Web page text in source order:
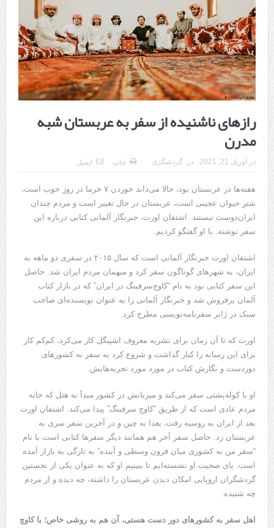
هزینه ایمپلنت دندان در ترکیه 1405 | قیمت، مزایا، معایب و مقایسه با
ایران
محصولات تراست؛ بهترین گزینه برای مراقبت از پوست
کلاس تیزهوشان برای چه دانش‌آموزانی ضروری‌تر است؟
7 سوئیت محبوب مشهد نزدیک حرم با غذا و نظر مسافران
درمان ترک های پوستی با لیزر در مشهد | لیزر فوتونا برای بهبود قطعی
طراحی در خدمت نظم؛ از قفسه ‌های یک‌ طرفه تا دو طرفه، روایت
هوشمندی در معماری فروشگاه
رازهای ناشنیده از سفر به عربستان شبه
مدرن
در آوریل 21, 2021 در: گردشگری چاپ ایمیل
هفته‌ها در عربستان بود، حالا می‌داند خوردن ۷ خرما در روز خوب است،
شتر حیوان عجیبی است، عربستان در حال تغییر است و مردم چندان
ایران‌دوست نیستند. اشتفان اورت، خبرنگار آلمانی کتابی درباره این
سفر نوشته. با او گفتگو کردیم.
اشتفان اورت خبرنگار آلمانی است که سال ۲۰۱۵ در سفری دو ماهه به
ایران، به شهر‌های گوناگون سفر کرد و میهمان مردم ایران شد. حاصل
این سفر کتابی بود به نام “کاوچ‌سرفینگ در ایران” که در بازار کتاب
آلمان پرفروش شد و خبرنگار آلمانی را به عنوان نویسنده‌ای صاحب
سبک در ژانر سفرنامه‌نویسی مطرح کرد.
اورت که تا آن زمان برای نشریه معروف اشپیگل کار می‌کرد، کم‌کم کار
برای این رسانه را کنار گذاشت و شروع کرد به سفر به کشور‌های
دوردست و نگارش کتاب در مورد مورد تجربه‌هایش.
او با کوله‌پشتی سفر می‌کند و میزبانش در کشور مبدأ نه هتل که خانه
مردم عادی است که از طریق “کاوچ سرفینگ” پیدا می‌کند. اشتفان اورت
بعد از ایران به روسیه رفت، بعدا به چین و در آخرین سفر سری به
عربستان زد. حاصل سفر آخر هم همانند دیگر سفر‌ها کتابی است با نام
“سفر من به کشوری میان قرون وسطی و آینده” به تازگی به بازار آمده
است. پای صحبت او نشسته‌ایم تا ببینیم او که به عنوان یکی از نخستین
گردشگران اروپایی امکان دیدن عربستان را داشته، چه دیده و از مردم
چه شنیده.
اهل سفر به کشور‌های دور دست هستی، آن هم به روشی خاص؛ با کاوچ